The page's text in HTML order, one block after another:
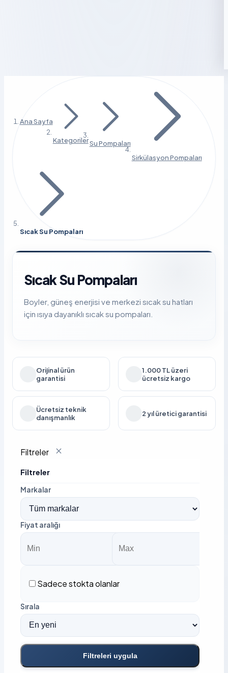
Ana Sayfa
KategorilerSu Pompaları
Sirkülasyon Pompaları
Sıcak Su Pompaları
Sıcak Su Pompaları
Boyler, güneş enerjisi ve merkezi sıcak su hatları
için ısıya dayanıklı sıcak su pompaları.
Orijinal ürün
garantisi
1.000 TL üzeri
ücretsiz kargo
Ücretsiz teknik
danışmanlık
2 yıl üretici garantisi
Filtreler
Filtreler
Markalar
Fiyat aralığı
Sadece stokta olanlar
Sırala
Filtreleri uygula